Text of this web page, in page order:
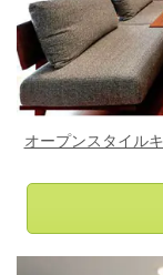
オープンスタイル